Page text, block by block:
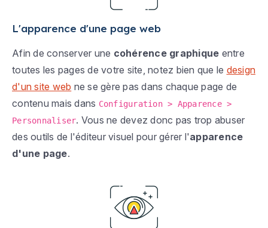
L'apparence d'une page web
Afin de conserver une cohérence graphique entre
toutes les pages de votre site, notez bien que le design
d'un site web ne se gère pas dans chaque page de
contenu mais dans Configuration > Apparence >
Personnaliser. Vous ne devez donc pas trop abuser
des outils de l'éditeur visuel pour gérer l'apparence
d'une page.